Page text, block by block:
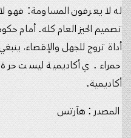
له لا يعرفون المساومة: فهو
تصميم الحيز العام كله. أمام
أداة تروج للجهل والإقصاء،
حمراء. ي أكاديمية ليست
أكاديمية.
المصدر : هآرتس